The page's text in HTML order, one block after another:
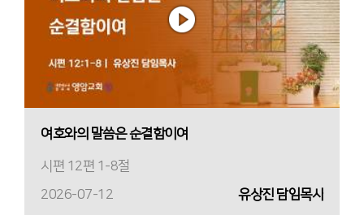
여호와의 말씀은 순결함이여
시편 12편 1-8절
2026-07-12
유상진 담임목사